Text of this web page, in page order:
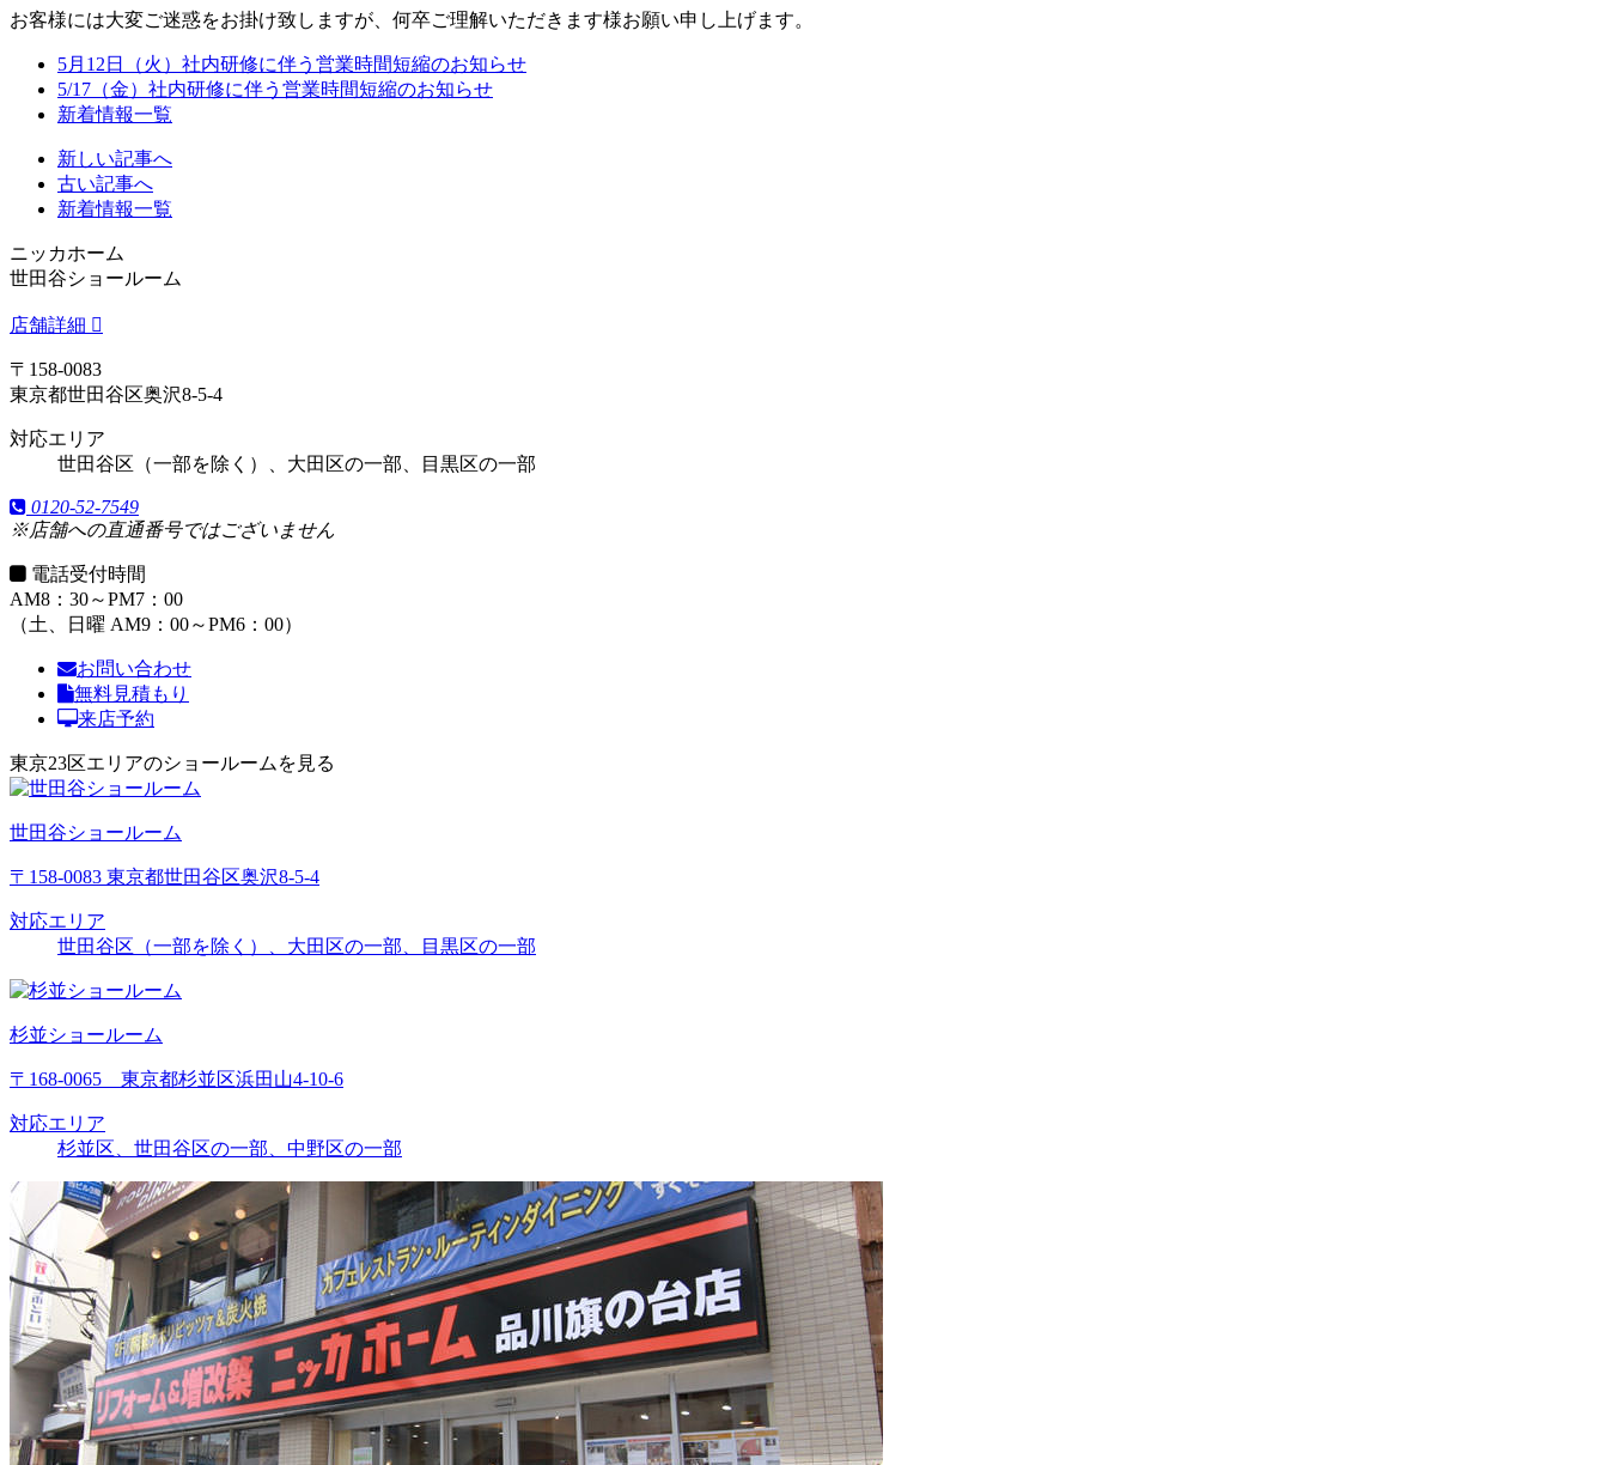
お客様には大変ご迷惑をお掛け致しますが、何卒ご理解いただきます様お願い申し上げます。
5月12日（火）社内研修に伴う営業時間短縮のお知らせ
5/17（金）社内研修に伴う営業時間短縮のお知らせ
新着情報一覧
新しい記事へ
古い記事へ
新着情報一覧
ニッカホーム
世田谷ショールーム
店舗詳細
〒158-0083
東京都世田谷区奥沢8-5-4
対応エリア
世田谷区（一部を除く）、大田区の一部、目黒区の一部
0120-52-7549
※店舗への直通番号ではございません
電話受付時間
AM8：30～PM7：00
（土、日曜 AM9：00～PM6：00）
お問い合わせ
無料見積もり
来店予約
東京23区エリアのショールームを見る
世田谷ショールーム
〒158-0083 東京都世田谷区奥沢8-5-4
対応エリア
世田谷区（一部を除く）、大田区の一部、目黒区の一部
杉並ショールーム
〒168-0065 東京都杉並区浜田山4-10-6
対応エリア
杉並区、世田谷区の一部、中野区の一部